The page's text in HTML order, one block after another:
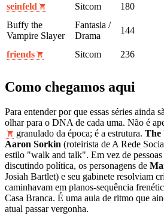
seinfeld
Sitcom 180
Buffy the
Vampire Slayer
Fantasia /
Drama
144
friends
Sitcom 236
Como chegamos aqui
Para entender por que essas séries ainda
olhar para o DNA de cada uma. Não é
granulado da época; é a estrutura. The
Aaron Sorkin (roteirista de A Rede
estilo "walk and talk". Em vez de pessoas
discutindo política, os personagens de
Josiah Bartlet) e seu gabinete resolviam
caminhavam em planos-sequência
Casa Branca. É uma aula de ritmo que
atual passar vergonha.